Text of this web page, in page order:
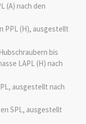
(A) nach den
PPL (H), ausgestellt
bis
LAPL (H) nach
ausgestellt nach
SPL, ausgestellt